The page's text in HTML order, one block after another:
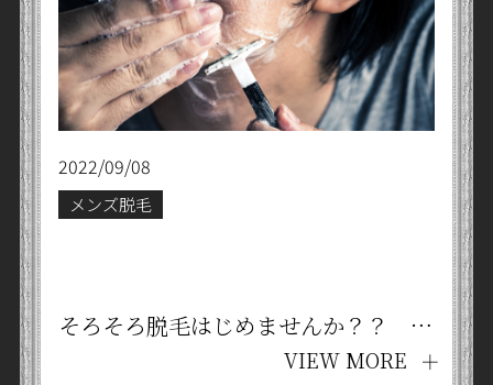
2022/09/08
メンズ脱毛
そろそろ脱毛はじめませんか？？ 京都四条烏丸 メンズ脱毛・リラクゼーションサロン Tesla®
VIEW MORE